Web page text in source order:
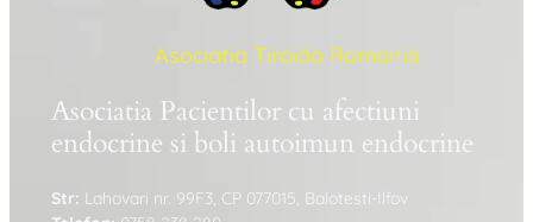
Asociatia Tiroida Romania
Asociatia Pacientilor cu afectiuni
endocrine si boli autoimun endocrine
Str: Lahovari nr. 99F3, CP 077015, Balotesti-Ilfov